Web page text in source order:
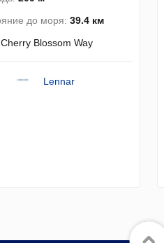
до моря: 39.4 км
Blossom Way
Lennar